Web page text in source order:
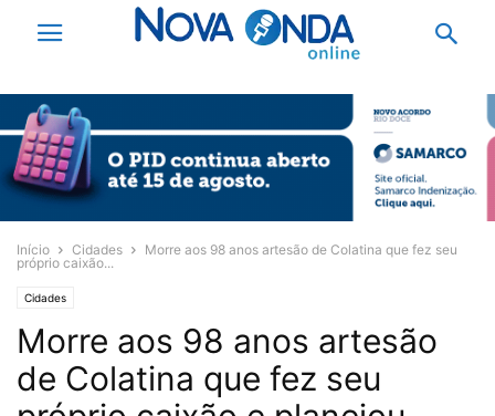
Início Cidades
Morre aos 98 anos artesão de Colatina que fez seu
próprio caixão...
Cidades
Morre aos 98 anos artesão
de Colatina que fez seu